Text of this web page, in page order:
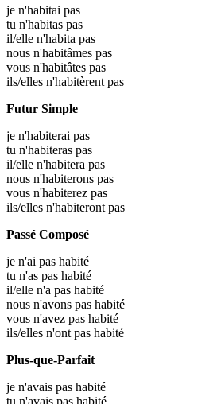
je n'habitai pas
tu n'habitas pas
il/elle n'habita pas
nous n'habitâmes pas
vous n'habitâtes pas
ils/elles n'habitèrent pas
Futur Simple
je n'habiterai pas
tu n'habiteras pas
il/elle n'habitera pas
nous n'habiterons pas
vous n'habiterez pas
ils/elles n'habiteront pas
Passé Composé
je n'ai pas habité
tu n'as pas habité
il/elle n'a pas habité
nous n'avons pas habité
vous n'avez pas habité
ils/elles n'ont pas habité
Plus-que-Parfait
je n'avais pas habité
tu n'avais pas habité